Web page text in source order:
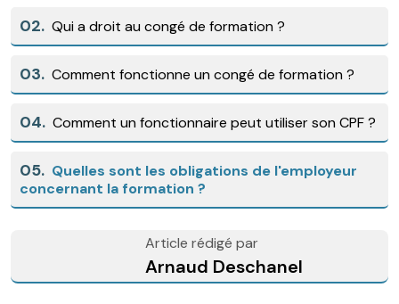
02. Qui a droit au congé de formation ?
03. Comment fonctionne un congé de formation ?
04. Comment un fonctionnaire peut utiliser son CPF ?
05. Quelles sont les obligations de l'employeur
concernant la formation ?
Article rédigé par
Arnaud Deschanel